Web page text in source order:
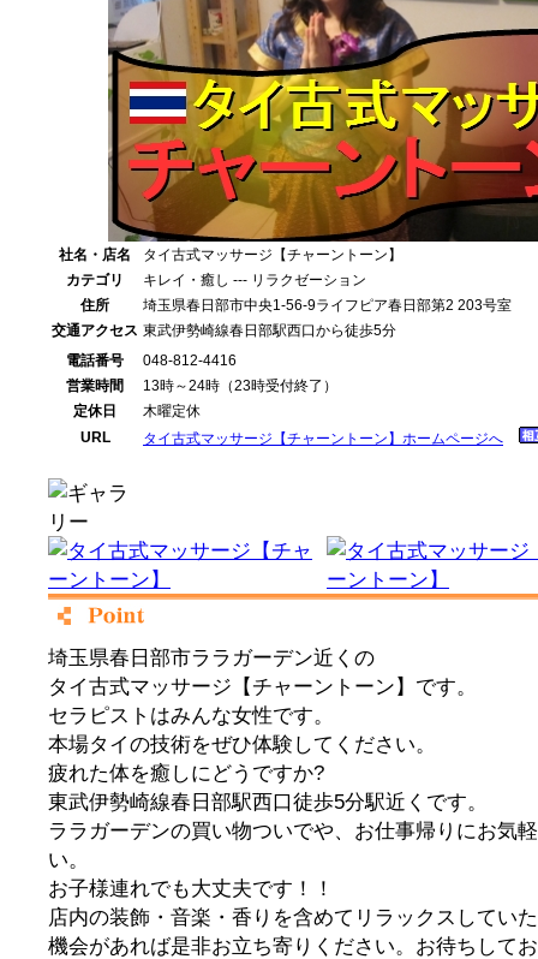
社名・店名
タイ古式マッサージ【チャーントーン】
カテゴリ
キレイ・癒し --- リラクゼーション
住所
埼玉県春日部市中央1-56-9ライフピア春日部第2 203号室
交通アクセス 東武伊勢崎線春日部駅西口から徒歩5分
電話番号
048-812-4416
営業時間
13時～24時（23時受付終了）
定休日
木曜定休
URL
タイ古式マッサージ【チャーントーン】ホームページへ
埼玉県春日部市ララガーデン近くの
タイ古式マッサージ【チャーントーン】です。
セラピストはみんな女性です。
本場タイの技術をぜひ体験してください。
疲れた体を癒しにどうですか?
東武伊勢崎線春日部駅西口徒歩5分駅近くです。
ララガーデンの買い物ついでや、お仕事帰りにお気
い。
お子様連れでも大丈夫です！！
店内の装飾・音楽・香りを含めてリラックスしてい
機会があれば是非お立ち寄りください。お待ちして